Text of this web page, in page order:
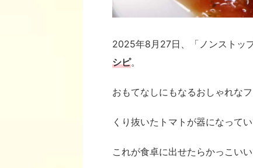
2025年8月27日、「ノンストッ
シピ。
おもてなしにもなるおしゃれなフ
くり抜いたトマトが器になって
これが食卓に出せたらかっこいい